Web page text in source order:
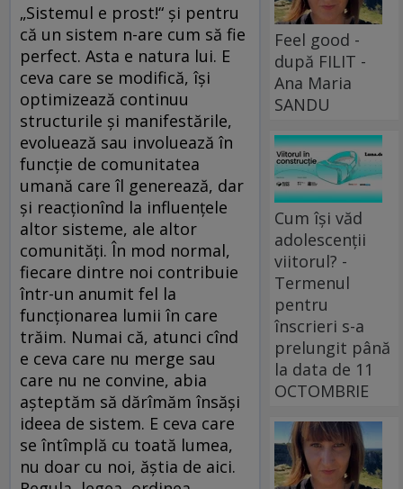
„Sistemul e prost!“ și pentru
că un sistem n-are cum să fie
perfect. Asta e natura lui. E
ceva care se modifică, își
optimizează continuu
structurile și manifestările,
evoluează sau involuează în
funcție de comunitatea
umană care îl generează, dar
și reacționînd la influențele
altor sisteme, ale altor
comunități. În mod normal,
fiecare dintre noi contribuie
într-un anumit fel la
funcționarea lumii în care
trăim. Numai că, atunci cînd
e ceva care nu merge sau
care nu ne convine, abia
așteptăm să dărîmăm însăși
ideea de sistem. E ceva care
se întîmplă cu toată lumea,
nu doar cu noi, ăștia de aici.
Feel good -
după FILIT -
Ana Maria
SANDU
Cum își văd
adolescenții
viitorul? -
Termenul
pentru
înscrieri s-a
prelungit până
la data de 11
OCTOMBRIE